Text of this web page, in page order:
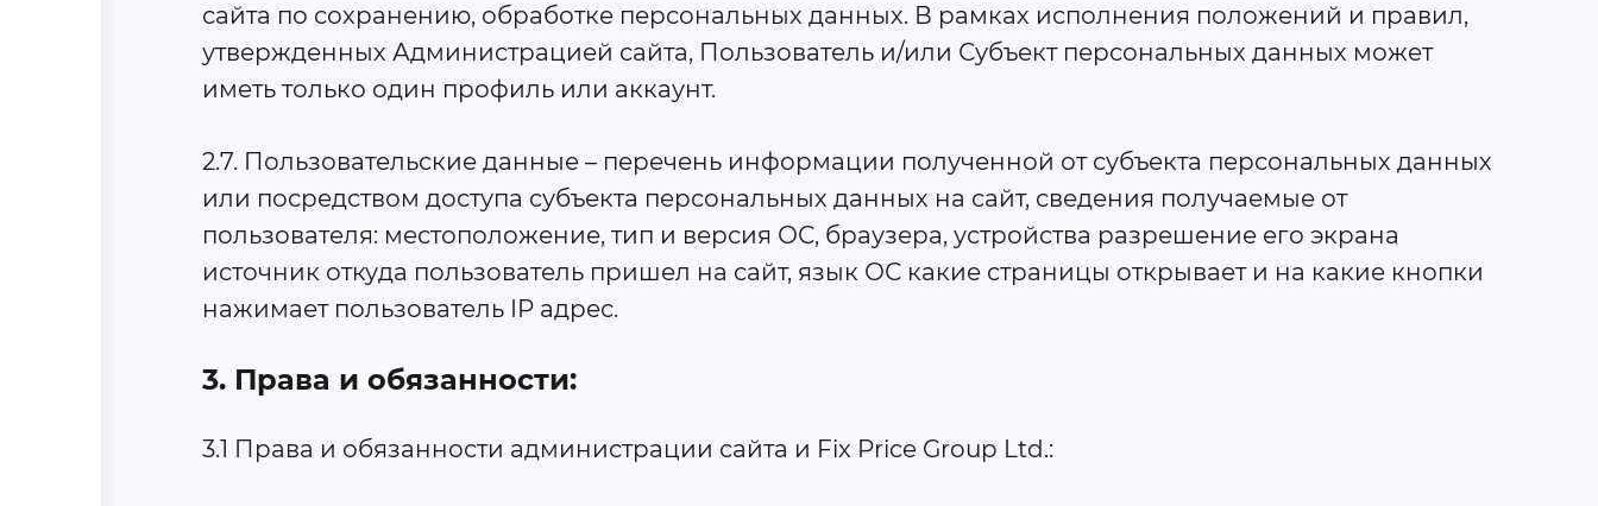
сайта по сохранению, обработке персональных данных. В рамках исполнения положений и правил,
утвержденных Администрацией сайта, Пользователь и/или Субъект персональных данных может
иметь только один профиль или аккаунт.
2.7. Пользовательские данные – перечень информации полученной от субъекта персональных данных
или посредством доступа субъекта персональных данных на сайт, сведения получаемые от
пользователя: местоположение, тип и версия ОС, браузера, устройства разрешение его экрана
источник откуда пользователь пришел на сайт, язык ОС какие страницы открывает и на какие кнопки
нажимает пользователь IP адрес.
3. Права и обязанности:
3.1 Права и обязанности администрации сайта и Fix Price Group Ltd.: